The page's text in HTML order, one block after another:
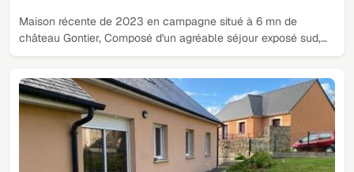
Maison récente de 2023 en campagne situé à 6 mn de
château Gontier, Composé d'un agréable séjour exposé sud,…